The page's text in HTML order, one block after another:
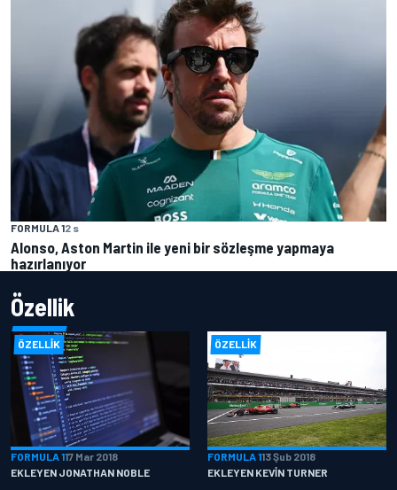
FORMULA 12 s
Alonso, Aston Martin ile yeni bir sözleşme yapmaya
hazırlanıyor
Özellik
ÖZELLIK
FORMULA 117 Mar 2018
EKLEYEN JONATHAN NOBLE
ÖZELLIK
FORMULA 113 Şub 2018
EKLEYEN KEVIN TURNER